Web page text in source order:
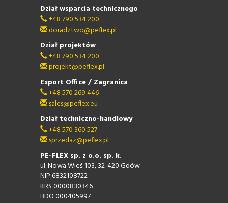
Dział wsparcia technicznego
+48 790 534 200
doradztwo@peflex.pl
Dział projektów
+48 790 534 200
projekt@peflex.pl
Export Office / Zagranica
+48 570 269 446
sales@peflex.eu
Dział techniczno-handlowy
+48 570 360 527
sprzedaz@peflex.pl
PE-FLEX sp. z o.o. sp. k.
ul. Nowa Wieś 103, 32-420 Gdów
NIP 6832108722
KRS 0000830346
BDO 000405997